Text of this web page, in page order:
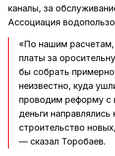
каналы, за
Ассоциация
«По нашим расчетам,
платы за
бы собрать
неизвестно, куда
проводим реформу с
деньги
строительство
— сказал Торобаев.